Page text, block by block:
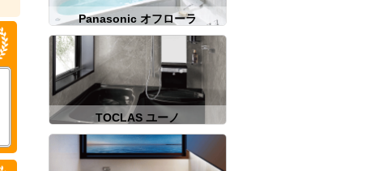
Panasonic オフローラ
TOCLAS ユーノ